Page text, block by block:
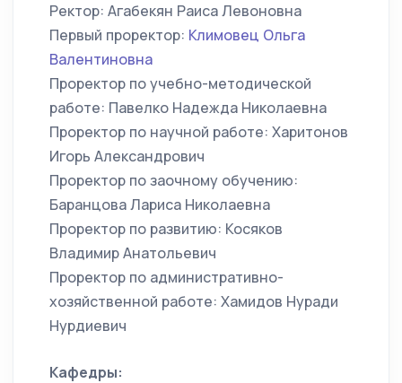
Ректор: Агабекян Раиса Левоновна
Первый проректор: Климовец Ольга
Валентиновна
Проректор по учебно-методической
работе: Павелко Надежда Николаевна
Проректор по научной работе: Харитонов
Игорь Александрович
Проректор по заочному обучению:
Баранцова Лариса Николаевна
Проректор по развитию: Косяков
Владимир Анатольевич
Проректор по административно-
хозяйственной работе: Хамидов Нуради
Нурдиевич
Кафедры: